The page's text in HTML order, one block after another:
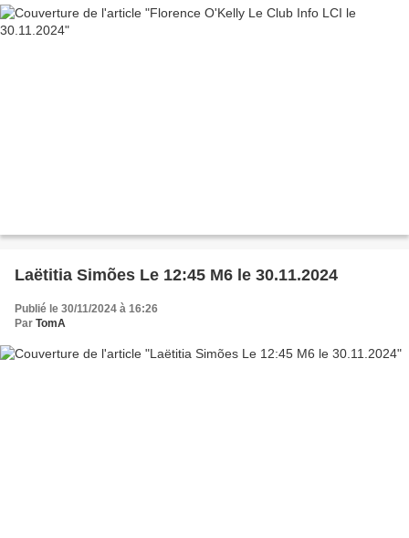
Laëtitia Simões Le 12:45 M6 le 30.11.2024
Publié le 30/11/2024 à 16:26
Par TomA